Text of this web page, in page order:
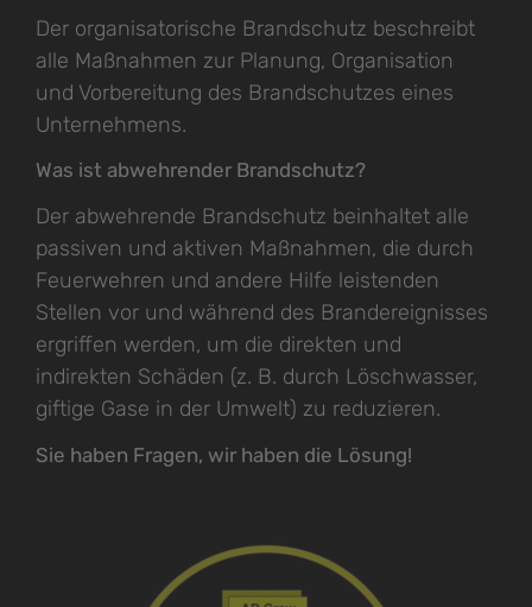
Der organisatorische Brandschutz beschreibt
alle Maßnahmen zur Planung, Organisation
und Vorbereitung des Brandschutzes eines
Unternehmens.
Was ist abwehrender Brandschutz?
Der abwehrende Brandschutz beinhaltet alle
passiven und aktiven Maßnahmen, die durch
Feuerwehren und andere Hilfe leistenden
Stellen vor und während des Brandereignisses
ergriffen werden, um die direkten und
indirekten Schäden (z. B. durch Löschwasser,
giftige Gase in der Umwelt) zu reduzieren.
Sie haben Fragen, wir haben die Lösung!